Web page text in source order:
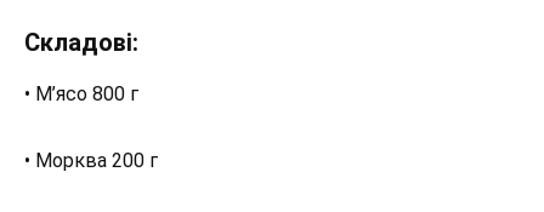
Складові:
• М’ясо 800 г
• Морква 200 г